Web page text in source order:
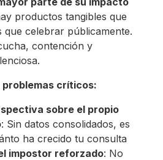
productos tangibles que
que celebrar públicamente.
contención y
críticos:
sobre el propio
: Sin datos consolidados, es
ha crecido tu consulta
impostor reforzado: No